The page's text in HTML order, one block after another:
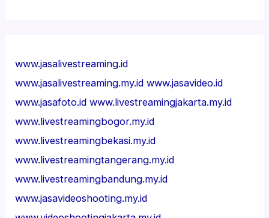
www.jasalivestreaming.id
www.jasalivestreaming.my.id www.jasavideo.id
www.jasafoto.id www.livestreamingjakarta.my.id
www.livestreamingbogor.my.id
www.livestreamingbekasi.my.id
www.livestreamingtangerang.my.id
www.livestreamingbandung.my.id
www.jasavideoshooting.my.id